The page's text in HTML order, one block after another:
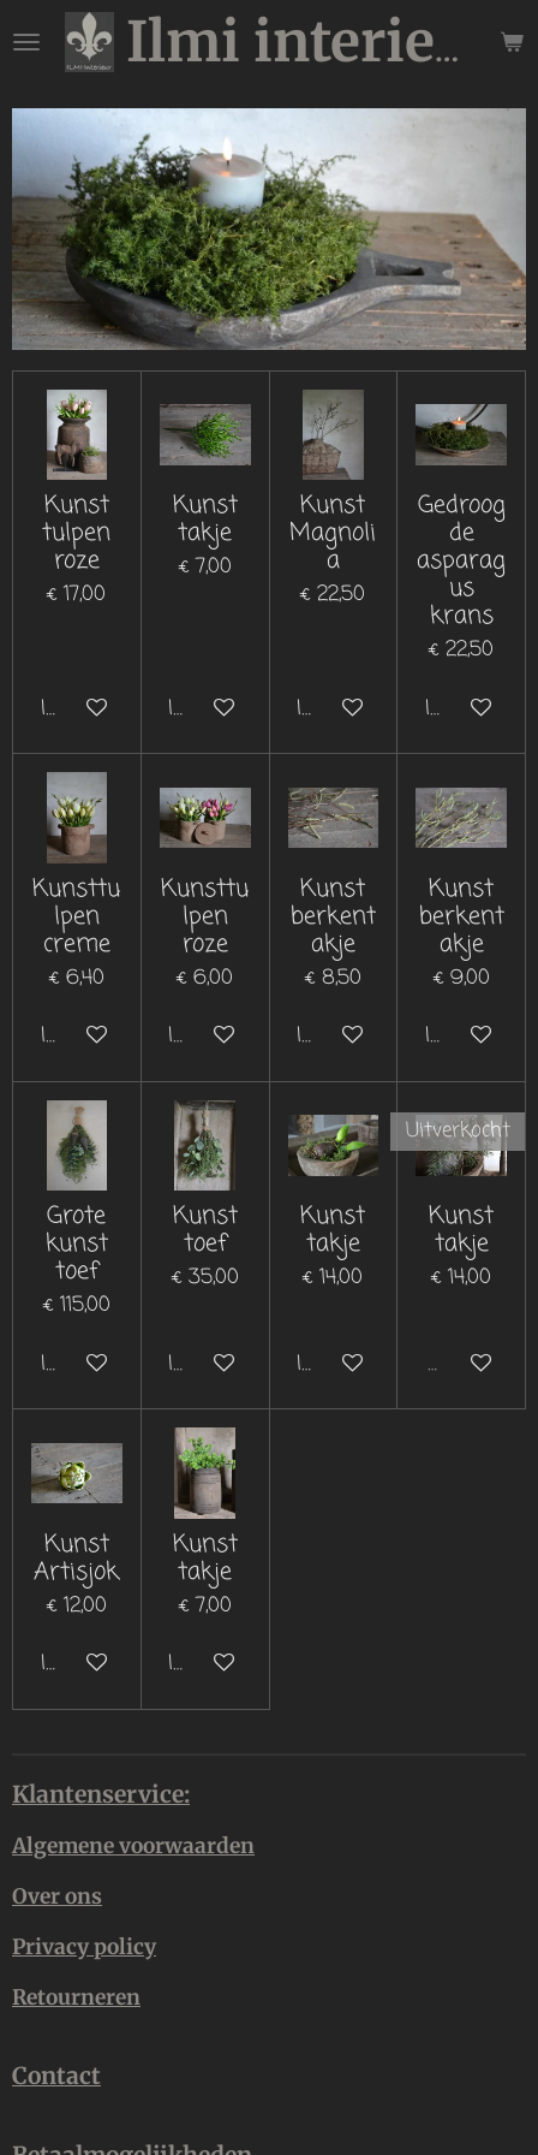
direct
de
hoofdinhoud
Ilmi interieur
Kunst
tulpen
roze
€ 17,00
In winkelwagen
Kunst
takje
€ 7,00
In winkelwagen
Kunst
Magnoli
a
€ 22,50
In winkelwagen
Gedroog
de
asparag
us
krans
€ 22,50
In
Kunsttu
lpen
creme
€ 6,40
In winkelwagen
Kunsttu
lpen
roze
€ 6,00
In winkelwagen
Kunst
berkent
akje
€ 8,50
In winkelwagen
Kunst
berkent
akje
€ 9,00
In
Grote
kunst
toef
€ 115,00
In winkelwagen
Kunst
toef
€ 35,00
In winkelwagen
Kunst
takje
€ 14,00
In winkelwagen
Uitverkocht
Kunst
takje
€ 14,00
Uitverkocht
Kunst
Artisjok
€ 12,00
In winkelwagen
Kunst
takje
€ 7,00
In winkelwagen
Klantenservice:
Algemene voorwaarden
Over ons
Privacy policy
Retourneren
Contact